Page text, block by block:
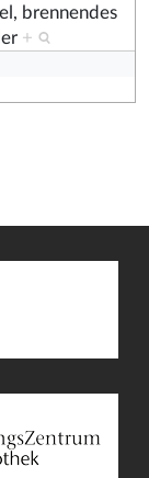
brennendes
+